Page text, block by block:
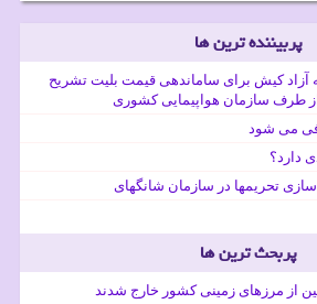
پربیننده ترین ها
کیش برای ساماندهی قیمت بلیت تشریح
طرف سازمان هواپیمایی کشوری
دارد؟
سازی تحریمها در سازمان شانگهای
پربحث ترین ها